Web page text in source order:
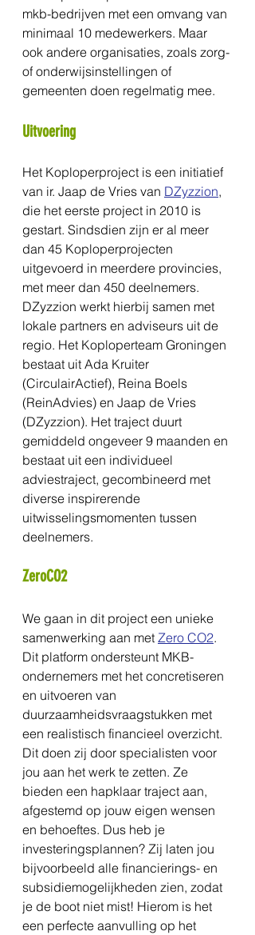
mkb-bedrijven met een omvang van
minimaal 10 medewerkers. Maar
ook andere organisaties, zoals zorg-
of onderwijsinstellingen of
gemeenten doen regelmatig mee.
Uitvoering
Het Koploperproject is een initiatief
van ir. Jaap de Vries van DZyzzion,
die het eerste project in 2010 is
gestart. Sindsdien zijn er al meer
dan 45 Koploperprojecten
uitgevoerd in meerdere provincies,
met meer dan 450 deelnemers.
DZyzzion werkt hierbij samen met
lokale partners en adviseurs uit de
regio. Het Koploperteam Groningen
bestaat uit Ada Kruiter
(CirculairActief), Reina Boels
(ReinAdvies) en Jaap de Vries
(DZyzzion). Het traject duurt
gemiddeld ongeveer 9 maanden en
bestaat uit een individueel
adviestraject, gecombineerd met
diverse inspirerende
uitwisselingsmomenten tussen
deelnemers.
ZeroCO2
We gaan in dit project een unieke
samenwerking aan met Zero CO2.
Dit platform ondersteunt MKB-
ondernemers met het concretiseren
en uitvoeren van
duurzaamheidsvraagstukken met
een realistisch financieel overzicht.
Dit doen zij door specialisten voor
jou aan het werk te zetten. Ze
bieden een hapklaar traject aan,
afgestemd op jouw eigen wensen
en behoeftes. Dus heb je
investeringsplannen? Zij laten jou
bijvoorbeeld alle financierings- en
subsidiemogelijkheden zien, zodat
je de boot niet mist! Hierom is het
een perfecte aanvulling op het